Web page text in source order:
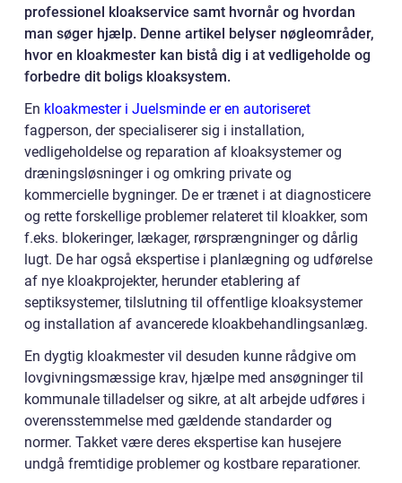
professionel kloakservice samt hvornår og hvordan
man søger hjælp. Denne artikel belyser nøgleområder,
hvor en kloakmester kan bistå dig i at vedligeholde og
forbedre dit boligs kloaksystem.
En kloakmester i Juelsminde er en autoriseret
fagperson, der specialiserer sig i installation,
vedligeholdelse og reparation af kloaksystemer og
dræningsløsninger i og omkring private og
kommercielle bygninger. De er trænet i at diagnosticere
og rette forskellige problemer relateret til kloakker, som
f.eks. blokeringer, lækager, rørsprængninger og dårlig
lugt. De har også ekspertise i planlægning og udførelse
af nye kloakprojekter, herunder etablering af
septiksystemer, tilslutning til offentlige kloaksystemer
og installation af avancerede kloakbehandlingsanlæg.
En dygtig kloakmester vil desuden kunne rådgive om
lovgivningsmæssige krav, hjælpe med ansøgninger til
kommunale tilladelser og sikre, at alt arbejde udføres i
overensstemmelse med gældende standarder og
normer. Takket være deres ekspertise kan husejere
undgå fremtidige problemer og kostbare reparationer.